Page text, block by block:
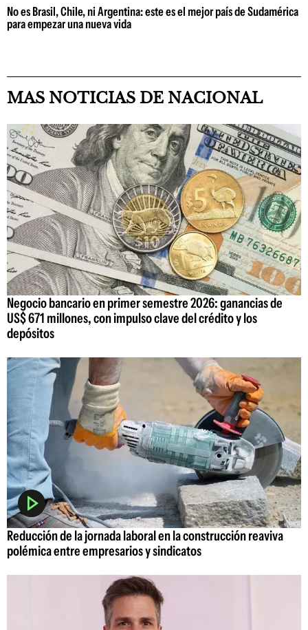
No es Brasil, Chile, ni Argentina: este es el mejor país de Sudamérica
para empezar una nueva vida
MAS NOTICIAS DE NACIONAL
Negocio bancario en primer semestre 2026: ganancias de
US$ 671 millones, con impulso clave del crédito y los
depósitos
Reducción de la jornada laboral en la construcción reaviva
polémica entre empresarios y sindicatos